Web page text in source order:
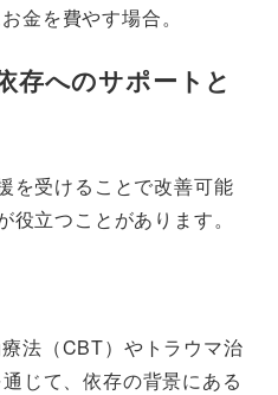
金を費やす場合。
存へのサポートと
を受けることで改善可能
立つことがあります。
療法（CBT）やトラウマ治
じて、依存の背景にある